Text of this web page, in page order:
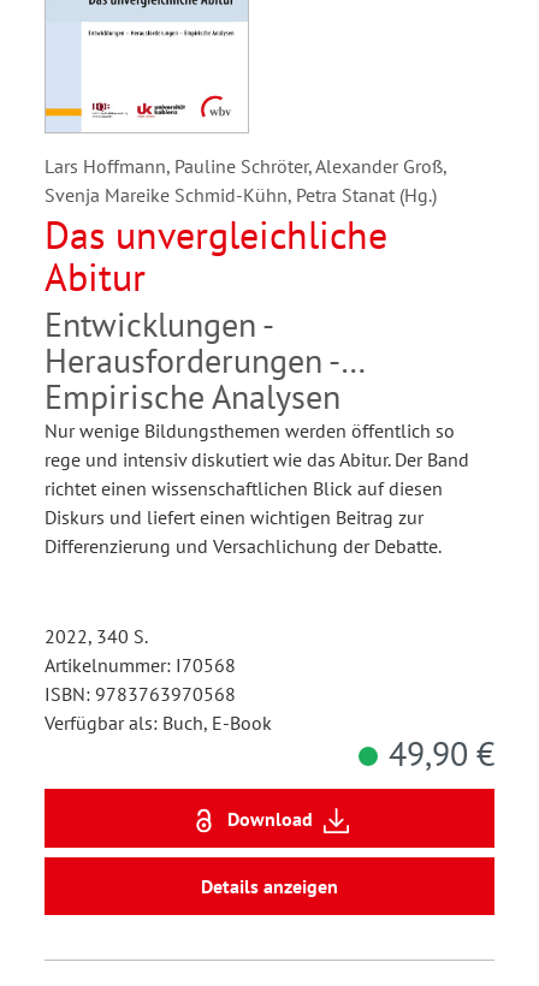
Lars Hoffmann, Pauline Schröter, Alexander Groß,
Svenja Mareike Schmid-Kühn, Petra Stanat (Hg.)
Das unvergleichliche
Abitur
Entwicklungen -
Herausforderungen -
Empirische Analysen
Nur wenige Bildungsthemen werden öffentlich so
rege und intensiv diskutiert wie das Abitur. Der Band
richtet einen wissenschaftlichen Blick auf diesen
Diskurs und liefert einen wichtigen Beitrag zur
Differenzierung und Versachlichung der Debatte.
2022, 340 S.
Artikelnummer: I70568
ISBN: 9783763970568
Verfügbar als: Buch, E-Book
49,90 €
Download
Details anzeigen